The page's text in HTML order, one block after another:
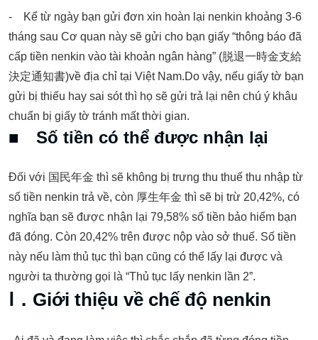
‐ Kể từ ngày bạn gửi đơn xin hoàn lại nenkin khoảng 3-6
tháng sau Cơ quan này sẽ gửi cho bạn giấy “thông báo đã
cấp tiền nenkin vào tài khoản ngân hàng” (脱退一時金支給
決定通知書)về địa chỉ tại Việt Nam.Do vậy, nếu giấy tờ bạn
gửi bị thiếu hay sai sót thì họ sẽ gửi trả lại nên chú ý khâu
chuẩn bị giấy tờ tránh mất thời gian.
■ Số tiền có thể được nhận lại
Đối với 国民年金 thì sẽ không bị trưng thu thuế thu nhập từ
số tiền nenkin trả về, còn 厚生年金 thì sẽ bị trừ 20,42%, có
nghĩa bạn sẽ được nhận lại 79,58% số tiền bảo hiểm bạn
đã đóng. Còn 20,42% trên được nộp vào sở thuế. Số tiền
này nếu làm thủ tục thì bạn cũng có thể lấy lại được và
người ta thường gọi là “Thủ tục lấy nenkin lần 2”.
Ⅰ．Giới thiệu về chế độ nenkin